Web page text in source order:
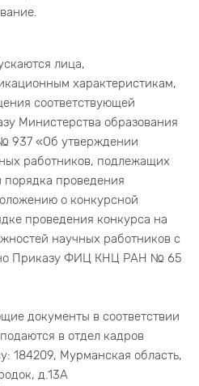
лица,
характеристикам,
соответствующей
Министерства образования
937 «Об утверждении
работников, подлежащих
проведения
о конкурсной
проведения конкурса на
научных работников с
Приказу ФИЦ КНЦ РАН № 65
документы в соответствии
в отдел кадров
Мурманская область,
д.13А